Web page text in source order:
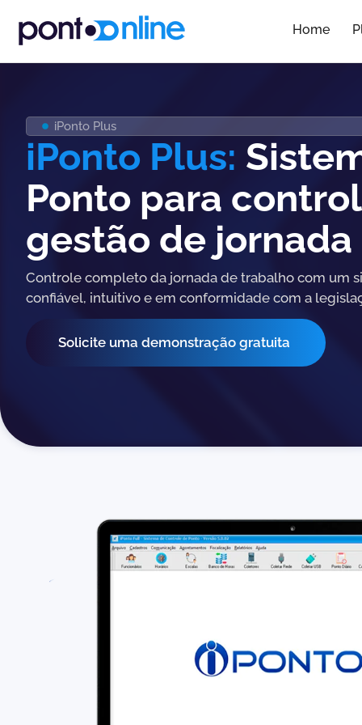
Home
iPonto Plus
iPonto Plus:
Ponto para
gestão de jornada
Controle completo da jornada de trabalho com um
confiável, intuitivo e em conformidade com a
Solicite uma demonstração gratuita